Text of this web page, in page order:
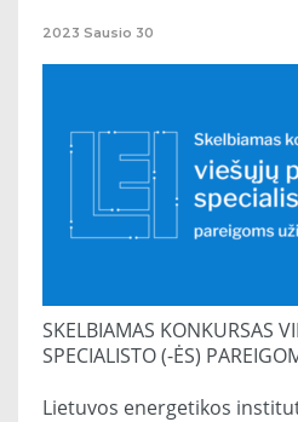
2023 Sausio 30
SKELBIAMAS KONKURSAS
SPECIALISTO (-ĖS)
Lietuvos energetikos